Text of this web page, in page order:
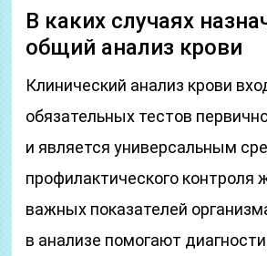
В каких случаях
общий анализ крови
Клинический анализ крови
обязательных тестов
и является универсальным
профилактического контроля
важных показателей
в анализе помогают